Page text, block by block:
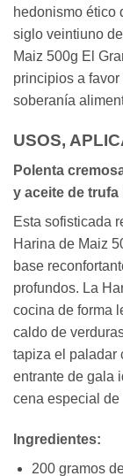
hedonismo ético
siglo veintiuno
Maiz 500g El
principios a
soberanía
USOS,
Polenta
y aceite de trufa
Esta sofisticada
Harina de Maiz
base
profundos. La
cocina de forma
caldo de
tapiza el paladar
entrante de gala
cena especial de
Ingredientes:
200 gramos